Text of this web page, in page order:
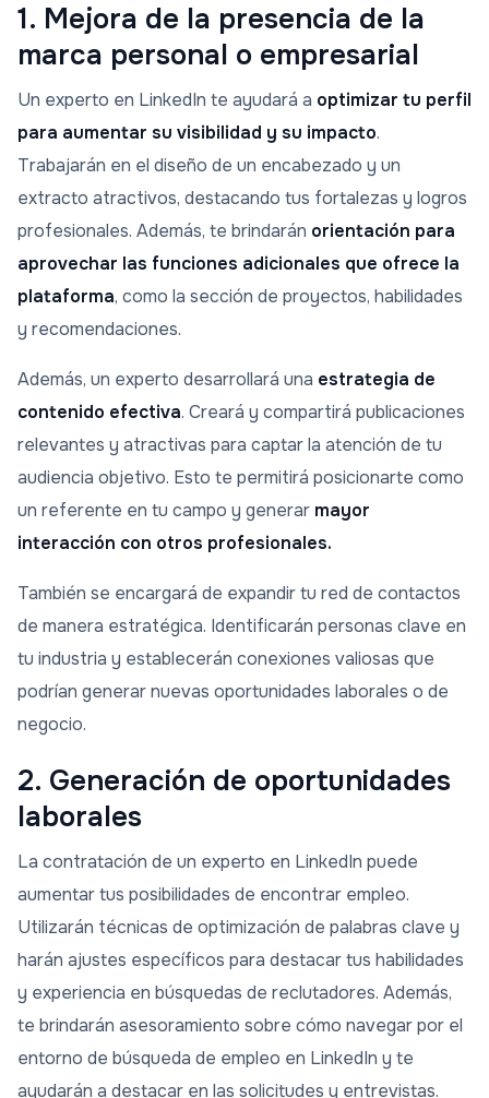
1. Mejora de la presencia de la
marca personal o empresarial
Un experto en LinkedIn te ayudará a optimizar tu perfil
para aumentar su visibilidad y su impacto.
Trabajarán en el diseño de un encabezado y un
extracto atractivos, destacando tus fortalezas y logros
profesionales. Además, te brindarán orientación para
aprovechar las funciones adicionales que ofrece la
plataforma, como la sección de proyectos, habilidades
y recomendaciones.
Además, un experto desarrollará una estrategia de
contenido efectiva. Creará y compartirá publicaciones
relevantes y atractivas para captar la atención de tu
audiencia objetivo. Esto te permitirá posicionarte como
un referente en tu campo y generar mayor
interacción con otros profesionales.
También se encargará de expandir tu red de contactos
de manera estratégica. Identificarán personas clave en
tu industria y establecerán conexiones valiosas que
podrían generar nuevas oportunidades laborales o de
negocio.
2. Generación de oportunidades
laborales
La contratación de un experto en LinkedIn puede
aumentar tus posibilidades de encontrar empleo.
Utilizarán técnicas de optimización de palabras clave y
harán ajustes específicos para destacar tus habilidades
y experiencia en búsquedas de reclutadores. Además,
te brindarán asesoramiento sobre cómo navegar por el
entorno de búsqueda de empleo en LinkedIn y te
ayudarán a destacar en las solicitudes y entrevistas.